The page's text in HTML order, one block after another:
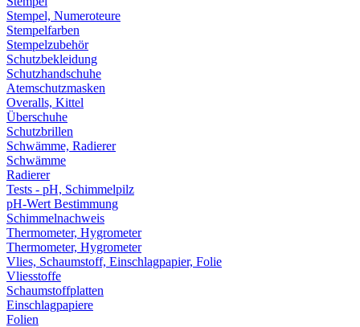
Stempel, Numeroteure
Stempelfarben
Stempelzubehör
Schutzbekleidung
Schutzhandschuhe
Atemschutzmasken
Overalls, Kittel
Überschuhe
Schutzbrillen
Schwämme, Radierer
Schwämme
Radierer
Tests - pH, Schimmelpilz
pH-Wert Bestimmung
Schimmelnachweis
Thermometer, Hygrometer
Thermometer, Hygrometer
Vlies, Schaumstoff, Einschlagpapier, Folie
Vliesstoffe
Schaumstoffplatten
Einschlagpapiere
Folien